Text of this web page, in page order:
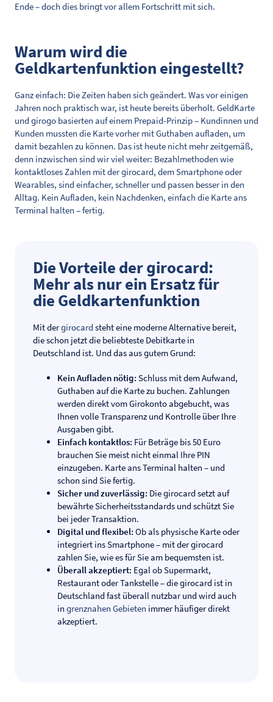
Ende – doch dies bringt vor allem Fortschritt mit sich.
Warum wird die
Geldkartenfunktion eingestellt?
Ganz einfach: Die Zeiten haben sich geändert. Was vor einigen
Jahren noch praktisch war, ist heute bereits überholt. GeldKarte
und girogo basierten auf einem Prepaid-Prinzip – Kundinnen und
Kunden mussten die Karte vorher mit Guthaben aufladen, um
damit bezahlen zu können. Das ist heute nicht mehr zeitgemäß,
denn inzwischen sind wir viel weiter: Bezahlmethoden wie
kontaktloses Zahlen mit der girocard, dem Smartphone oder
Wearables, sind einfacher, schneller und passen besser in den
Alltag. Kein Aufladen, kein Nachdenken, einfach die Karte ans
Terminal halten – fertig.
Die Vorteile der girocard:
Mehr als nur ein Ersatz für
die Geldkartenfunktion
Mit dergirocard steht eine moderne Alternative bereit,
die schon jetzt die beliebteste Debitkarte in
Deutschland ist. Und das aus gutem Grund:
Kein Aufladen nötig: Schluss mit dem Aufwand,
Guthaben auf die Karte zu buchen. Zahlungen
werden direkt vom Girokonto abgebucht, was
Ihnen volle Transparenz und Kontrolle über Ihre
Ausgaben gibt.
Einfach kontaktlos: Für Beträge bis 50 Euro
brauchen Sie meist nicht einmal Ihre PIN
einzugeben. Karte ans Terminal halten – und
schon sind Sie fertig.
Sicher und zuverlässig: Die girocard setzt auf
bewährte Sicherheitsstandards und schützt Sie
bei jeder Transaktion.
Digital und flexibel: Ob als physische Karte oder
integriert ins Smartphone – mit der girocard
zahlen Sie, wie es für Sie am bequemsten ist.
Überall akzeptiert: Egal ob Supermarkt,
Restaurant oder Tankstelle – die girocard ist in
Deutschland fast überall nutzbar und wird auch
in grenznahen Gebieten immer häufiger direkt
akzeptiert.